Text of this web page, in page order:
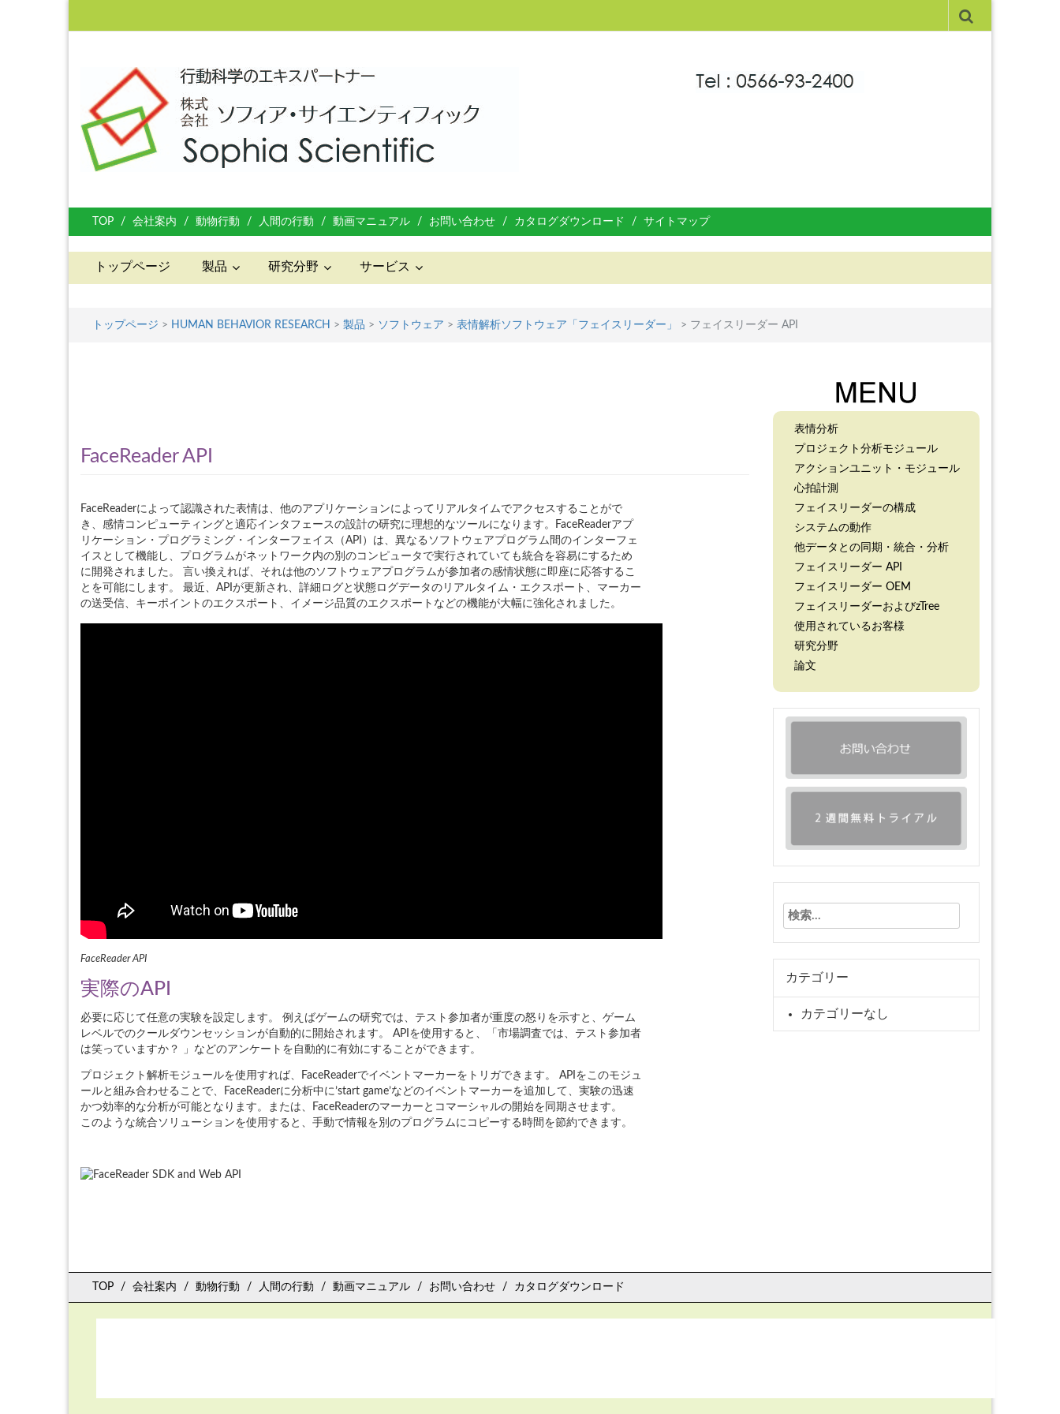
TOP 会社案内 動物行動 人間の行動 動画マニュアル お問い合わせ カタログダウンロード サイトマップ
トップページ 製品 研究分野 サービス
トップページ > HUMAN BEHAVIOR RESEARCH > 製品 > ソフトウェア > 表情解析ソフトウェア「フェイスリーダー」 > フェイスリーダー API
FaceReader API
FaceReaderによって認識された表情は、他のアプリケーションによってリアルタイムでアクセスすることがで
き、感情コンピューティングと適応インタフェースの設計の研究に理想的なツールになります。FaceReaderアプ
リケーション・プログラミング・インターフェイス（API）は、異なるソフトウェアプログラム間のインターフェ
イスとして機能し、プログラムがネットワーク内の別のコンピュータで実行されていても統合を容易にするため
に開発されました。 言い換えれば、それは他のソフトウェアプログラムが参加者の感情状態に即座に応答するこ
とを可能にします。 最近、APIが更新され、詳細ログと状態ログデータのリアルタイム・エクスポート、マーカー
の送受信、キーポイントのエクスポート、イメージ品質のエクスポートなどの機能が大幅に強化されました。
FaceReader API
実際のAPI
必要に応じて任意の実験を設定します。 例えばゲームの研究では、テスト参加者が重度の怒りを示すと、ゲーム
レベルでのクールダウンセッションが自動的に開始されます。 APIを使用すると、「市場調査では、テスト参加者
は笑っていますか？ 」などのアンケートを自動的に有効にすることができます。
プロジェクト解析モジュールを使用すれば、FaceReaderでイベントマーカーをトリガできます。 APIをこのモジュ
ールと組み合わせることで、FaceReaderに分析中に’start game’などのイベントマーカーを追加して、実験の迅速
かつ効率的な分析が可能となります。または、FaceReaderのマーカーとコマーシャルの開始を同期させます。
このような統合ソリューションを使用すると、手動で情報を別のプログラムにコピーする時間を節約できます。
表情分析
プロジェクト分析モジュール
アクションユニット・モジュール
心拍計測
フェイスリーダーの構成
システムの動作
他データとの同期・統合・分析
フェイスリーダー API
フェイスリーダー OEM
フェイスリーダーおよびzTree
使用されているお客様
研究分野
論文
カテゴリー
カテゴリーなし
TOP 会社案内 動物行動 人間の行動 動画マニュアル お問い合わせ カタログダウンロード